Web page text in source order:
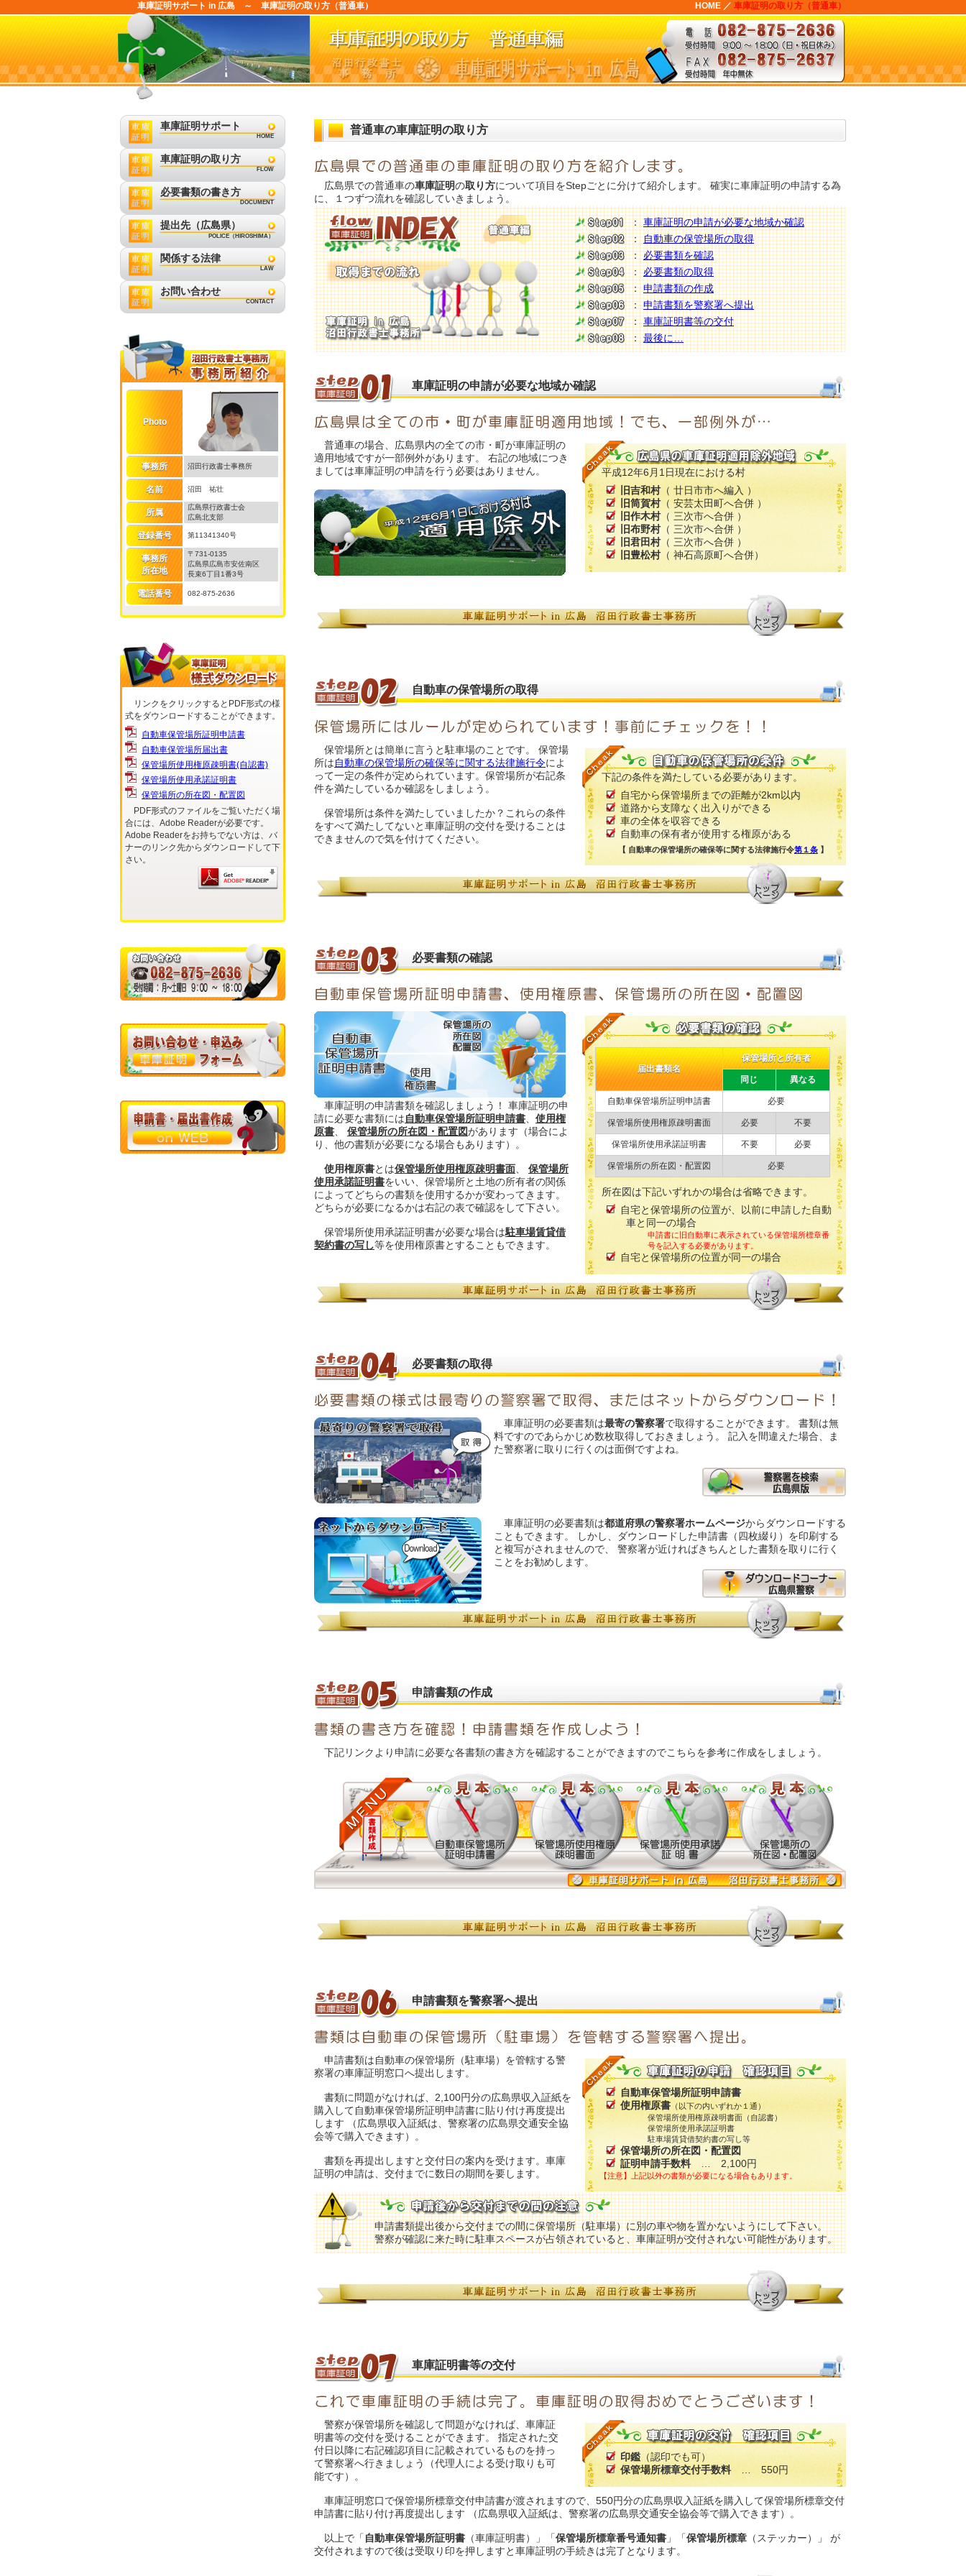
車庫証明サポート in 広島 ～ 車庫証明の取り方（普通車） HOME ／ 車庫証明の取り方（普通車）
普通車の車庫証明の取り方
広島県での普通車の車庫証明の取り方について項目をStepごとに分けて紹介します。 確実に車庫証明の申請する為
に、１つずつ流れを確認していきましょう。
：車庫証明の申請が必要な地域か確認
：自動車の保管場所の取得
：必要書類を確認
：必要書類の取得
：申請書類の作成
：申請書類を警察署へ提出
：車庫証明書等の交付
：最後に…
車庫証明の申請が必要な地域か確認
平成12年6月1日現在における村
旧吉和村（ 廿日市市へ編入 ）
旧筒賀村（ 安芸太田町へ合併 ）
旧作木村（ 三次市へ合併 ）
旧布野村（ 三次市へ合併 ）
旧君田村（ 三次市へ合併 ）
旧豊松村（ 神石高原町へ合併）
普通車の場合、広島県内の全ての市・町が車庫証明の
適用地域ですが一部例外があります。 右記の地域につき
ましては車庫証明の申請を行う必要はありません。
自動車の保管場所の取得
下記の条件を満たしている必要があります。
自宅から保管場所までの距離が2km以内
道路から支障なく出入りができる
車の全体を収容できる
自動車の保有者が使用する権原がある
【 自動車の保管場所の確保等に関する法律施行令第１条 】
保管場所とは簡単に言うと駐車場のことです。 保管場
所は自動車の保管場所の確保等に関する法律施行令によ
って一定の条件が定められています。保管場所が右記条
件を満たしているか確認をしましょう。
保管場所は条件を満たしていましたか？これらの条件
をすべて満たしてないと車庫証明の交付を受けることは
できませんので気を付けてください。
必要書類の確認
届出書類名
保管場所と所有者
同じ 異なる
自動車保管場所証明申請書 必要
保管場所使用権原疎明書面 必要 不要
保管場所使用承諾証明書 不要 必要
保管場所の所在図・配置図 必要
所在図は下記いずれかの場合は省略できます。
自宅と保管場所の位置が、以前に申請した自動
車と同一の場合
申請書に旧自動車に表示されている保管場所標章番
号を記入する必要があります。
自宅と保管場所の位置が同一の場合
車庫証明の申請書類を確認しましょう！ 車庫証明の申
請に必要な書類には自動車保管場所証明申請書
使用権
原書
保管場所の所在図・配置図があります（場合によ
り、他の書類が必要になる場合もあります）。
使用権原書とは保管場所使用権原疎明書面
保管場所
使用承諾証明書をいい、保管場所と土地の所有者の関係
によってどちらの書類を使用するかが変わってきます。
どちらが必要になるかは右記の表で確認をして下さい。
保管場所使用承諾証明書が必要な場合は駐車場賃貸借
契約書の写し等を使用権原書とすることもできます。
必要書類の取得
車庫証明の必要書類は最寄の警察署で取得することができます。 書類は無
料ですのであらかじめ数枚取得しておきましょう。 記入を間違えた場合、ま
た警察署に取りに行くのは面倒ですよね。
車庫証明の必要書類は都道府県の警察署ホームページからダウンロードする
こともできます。 しかし、ダウンロードした申請書（四枚綴り）を印刷する
と複写がされませんので、 警察署が近ければきちんとした書類を取りに行く
ことをお勧めします。
申請書類の作成
下記リンクより申請に必要な各書類の書き方を確認することができますのでこちらを参考に作成をしましょう。
申請書類を警察署へ提出
自動車保管場所証明申請書
使用権原書 （以下の内いずれか１通）
保管場所使用権原疎明書面（自認書）
保管場所使用承諾証明書
駐車場賃貸借契約書の写し等
保管場所の所在図・配置図
証明申請手数料… 2,100円
【注意】上記以外の書類が必要になる場合もあります。
申請書類は自動車の保管場所（駐車場）を管轄する警
察署の車庫証明窓口へ提出します。
書類に問題がなければ、2,100円分の広島県収入証紙を
購入して自動車保管場所証明申請書に貼り付け再度提出
します （広島県収入証紙は、警察署の広島県交通安全協
会等で購入できます）。
書類を再提出しますと交付日の案内を受けます。車庫
証明の申請は、交付までに数日の期間を要します。
申請書類提出後から交付までの間に保管場所（駐車場）に別の車や物を置かないようにして下さい。
警察が確認に来た時に駐車スペースが占領されていると、車庫証明が交付されない可能性があります。
車庫証明書等の交付
印鑑 （認印でも可）
保管場所標章交付手数料… 550円
警察が保管場所を確認して問題がなければ、車庫証
明書等の交付を受けることができます。 指定された交
付日以降に右記確認項目に記載されているものを持っ
て警察署へ行きましょう（代理人による受け取りも可
能です）。
車庫証明窓口で保管場所標章交付申請書が渡されますので、550円分の広島県収入証紙を購入して保管場所標章交付
申請書に貼り付け再度提出します （広島県収入証紙は、警察署の広島県交通安全協会等で購入できます）。
以上で「 自動車保管場所証明書 （車庫証明書）」「保管場所標章番号通知書 」「保管場所標章 （ステッカー）」 が
交付されますので後は受取り印を押しますと車庫証明の手続きは完了となります。
車庫証明サポート
HOME
車庫証明の取り方
FLOW
必要書類の書き方
DOCUMENT
提出先（広島県）
POLICE（HIROSHIMA）
関係する法律
LAW
お問い合わせ
CONTACT
Photo
事務所 沼田行政書士事務所
名前 沼田 祐壮
所属
広島県行政書士会
広島北支部
登録番号 第11341340号
事務所
所在地
〒731-0135
広島県広島市安佐南区
長束6丁目1番3号
電話番号 082-875-2636
リンクをクリックするとPDF形式の様
式をダウンロードすることができます。
自動車保管場所証明申請書
自動車保管場所届出書
保管場所使用権原疎明書(自認書)
保管場所使用承諾証明書
保管場所の所在図・配置図
PDF形式のファイルをご覧いただく場
合には、Adobe Readerが必要です。
Adobe Readerをお持ちでない方は、バ
ナーのリンク先からダウンロードして下
さい。